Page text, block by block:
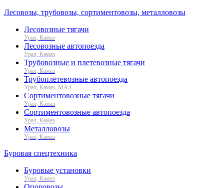
Лесовозы, трубовозы, сортиментовозы, металловозы
Лесовозные тягачи
Урал, Камаз
Лесовозные автопоезда
Урал, Камаз
Трубовозные и плетевозные тягачи
Урал, Камаз
Трубоплетевозные автопоезда
Урал, Камаз, МАЗ
Сортиментовозные тягачи
Урал, Камаз
Сортиментовозные автопоезда
Урал, Камаз
Металловозы
Урал, Камаз
Буровая спецтехника
Буровые установки
Урал, Камаз